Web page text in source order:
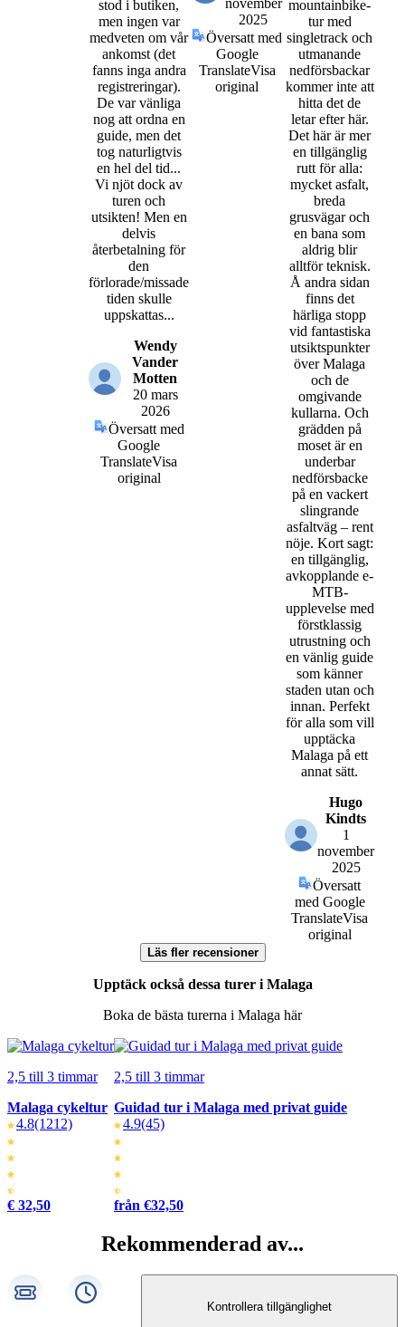
stod i butiken,
men ingen var
medveten om vår
ankomst (det
fanns inga andra
registreringar).
De var vänliga
nog att ordna en
guide, men det
tog naturligtvis
en hel del tid...
Vi njöt dock av
turen och
utsikten! Men en
delvis
återbetalning för
den
förlorade/missade
tiden skulle
uppskattas...
Wendy
Vander
Motten
20 mars
2026
Översatt med
Google
TranslateVisa
original
november
2025
Översatt med
Google
TranslateVisa
original
mountainbike-
tur med
singletrack och
utmanande
nedförsbackar
kommer inte att
hitta det de
letar efter här.
Det här är mer
en tillgänglig
rutt för alla:
mycket asfalt,
breda
grusvägar och
en bana som
aldrig blir
alltför teknisk.
Å andra sidan
finns det
härliga stopp
vid fantastiska
utsiktspunkter
över Malaga
och de
omgivande
kullarna. Och
grädden på
moset är en
underbar
nedförsbacke
på en vackert
slingrande
asfaltväg – rent
nöje. Kort sagt:
en tillgänglig,
avkopplande e-
MTB-
upplevelse med
förstklassig
utrustning och
en vänlig guide
som känner
staden utan och
innan. Perfekt
för alla som vill
upptäcka
Malaga på ett
annat sätt.
Hugo
Kindts
1
november
2025
Översatt
med Google
TranslateVisa
original
Läs fler recensioner
Upptäck också dessa turer i Malaga
Boka de bästa turerna i Malaga här
2,5 till 3 timmar
Malaga cykeltur
4.8(1212)
€ 32,50
2,5 till 3 timmar
Guidad tur i Malaga med privat guide
4.9(45)
från €32,50
Rekommenderad av...
Kontrollera tillgänglighet